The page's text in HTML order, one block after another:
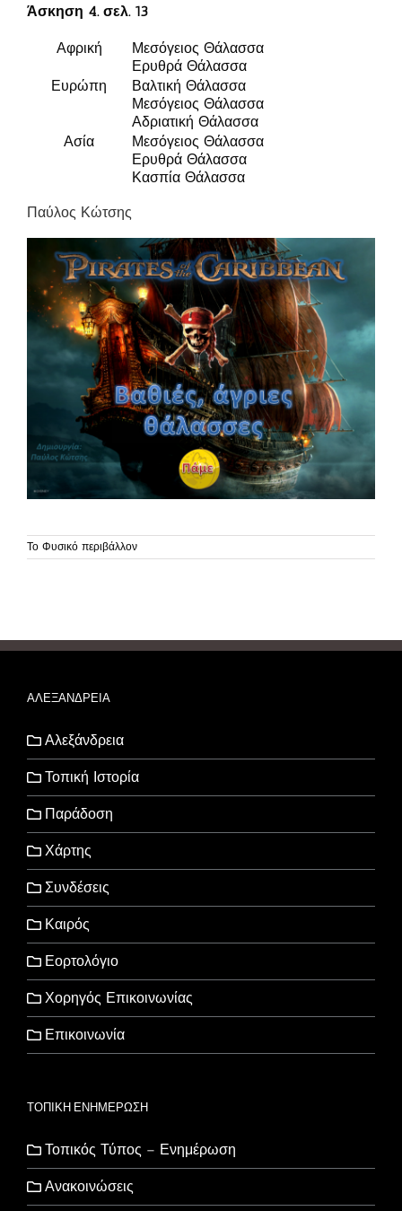
Άσκηση 4. σελ. 13
Αφρική
Μεσόγειος Θάλασσα
Ερυθρά Θάλασσα
Ευρώπη
Βαλτική Θάλασσα
Μεσόγειος Θάλασσα
Αδριατική Θάλασσα
Ασία
Μεσόγειος Θάλασσα
Ερυθρά Θάλασσα
Κασπία Θάλασσα
Παύλος Κώτσης
Το Φυσικό περιβάλλον
ΑΛΕΞΑΝΔΡΕΙΑ
Αλεξάνδρεια
Τοπική Ιστορία
Παράδοση
Χάρτης
Συνδέσεις
Καιρός
Εορτολόγιο
Χορηγός Επικοινωνίας
Επικοινωνία
ΤΟΠΙΚΗ ΕΝΗΜΕΡΩΣΗ
Τοπικός Τύπος – Ενημέρωση
Ανακοινώσεις